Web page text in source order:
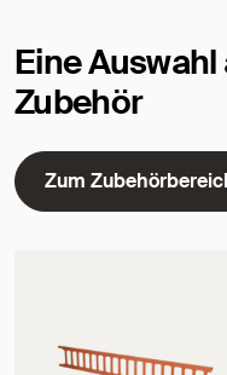
Eine
Zubehör
Zum